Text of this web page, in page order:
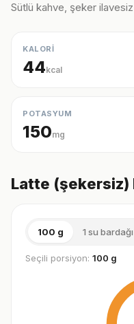
Sütlü kahve, şeker ilavesiz
KALORİ
44kcal
POTASYUM
150mg
Latte (şekersiz)
100 g 1 su
Seçili porsiyon: 100 g